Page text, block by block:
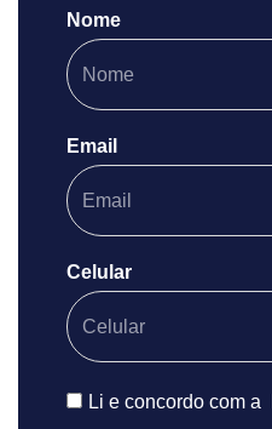
Nome
Email
Celular
Li e concordo com a